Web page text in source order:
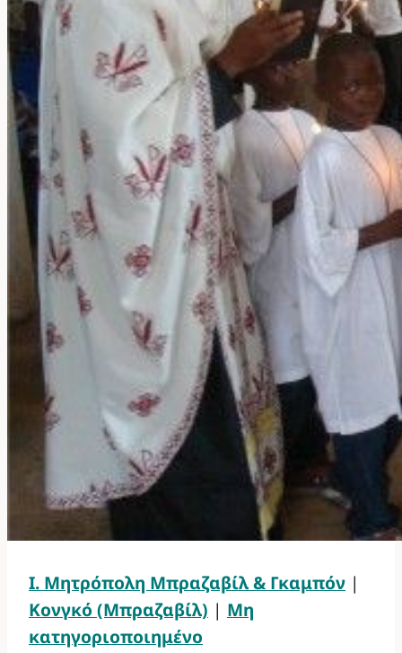
Ι. Μητρόπολη Μπραζαβίλ & Γκαμπόν |
Κονγκό (Μπραζαβίλ) | Μη
κατηγοριοποιημένο